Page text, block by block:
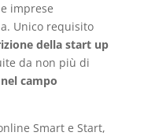
imprese
Unico requisito
della start up
da non più di
campo
Smart e Start,